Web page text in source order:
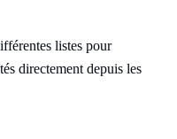
listes pour
directement depuis les